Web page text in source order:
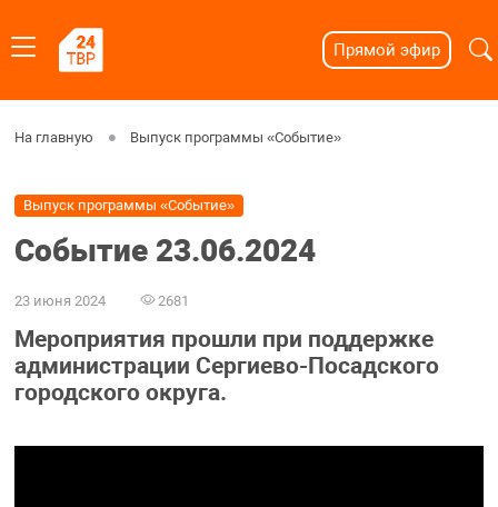
Прямой эфир
На главную Выпуск программы «Событие»
Выпуск программы «Событие»
Событие 23.06.2024
23 июня 2024 2681
Мероприятия прошли при поддержке
администрации Сергиево-Посадского
городского округа.